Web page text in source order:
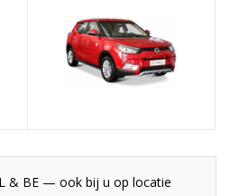
& BE — ook bij u op locatie